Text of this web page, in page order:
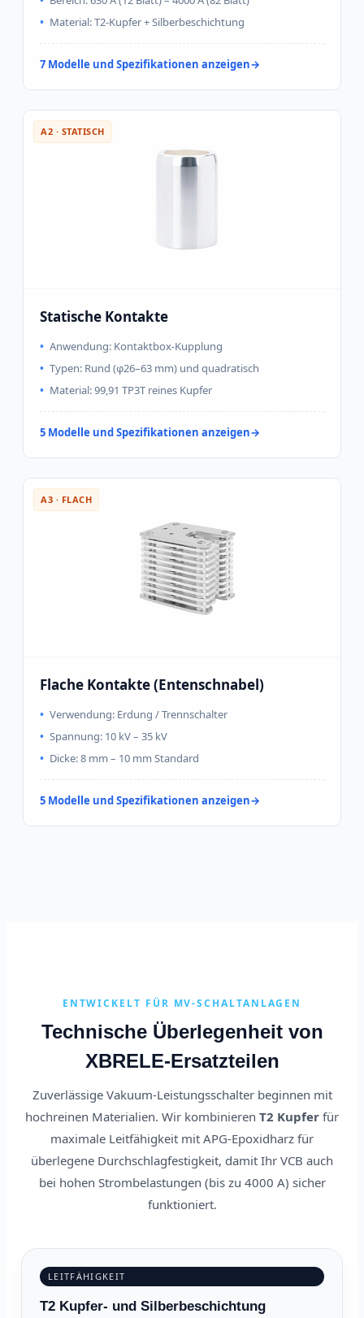
Material: T2-Kupfer + Silberbeschichtung
7 Modelle und Spezifikationen anzeigen
A2 · STATISCH
Statische Kontakte
Anwendung: Kontaktbox-Kupplung
Typen: Rund (φ26–63 mm) und quadratisch
Material: 99,91 TP3T reines Kupfer
5 Modelle und Spezifikationen anzeigen
A3 · FLACH
Flache Kontakte (Entenschnabel)
Verwendung: Erdung / Trennschalter
Spannung: 10 kV – 35 kV
Dicke: 8 mm – 10 mm Standard
5 Modelle und Spezifikationen anzeigen
ENTWICKELT FÜR MV-SCHALTANLAGEN
Technische Überlegenheit von
XBRELE-Ersatzteilen
Zuverlässige Vakuum-Leistungsschalter beginnen mit
hochreinen Materialien. Wir kombinieren T2 Kupfer für
maximale Leitfähigkeit mit APG-Epoxidharz für
überlegene Durchschlagfestigkeit, damit Ihr VCB auch
bei hohen Strombelastungen (bis zu 4000 A) sicher
funktioniert.
LEITFÄHIGKEIT
T2 Kupfer- und Silberbeschichtung